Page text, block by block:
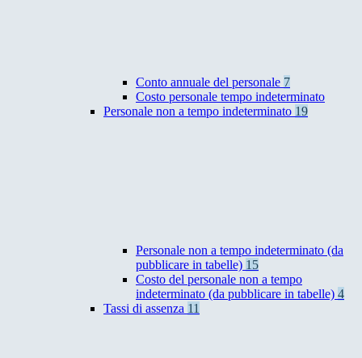
Conto annuale del personale 7
Costo personale tempo indeterminato
Personale non a tempo indeterminato 19
Personale non a tempo indeterminato (da
pubblicare in tabelle) 15
Costo del personale non a tempo
indeterminato (da pubblicare in tabelle) 4
Tassi di assenza 11